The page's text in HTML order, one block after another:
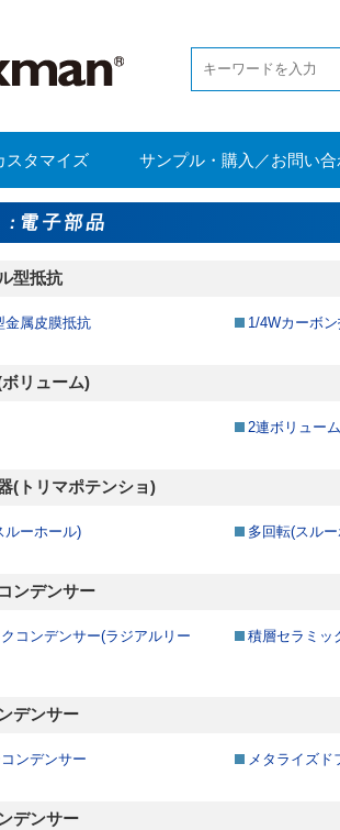
スタマイズ サンプル・購入／お問い
:電子部品
型抵抗
金属皮膜抵抗 1/4Wカーボ
リューム)
2連ボリューム
(トリマポテンショ)
ルーホール) 多回転(スル
ンデンサー
コンデンサー(ラジアルリー
積層セラミッ
デンサー
ンデンサー メタライズド
デンサー